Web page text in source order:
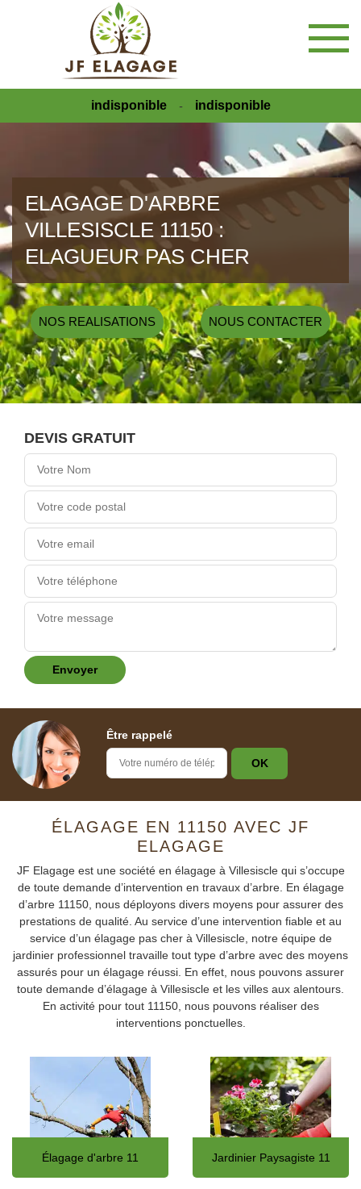
indisponible - indisponible
ELAGAGE D'ARBRE
VILLESISCLE 11150 :
ELAGUEUR PAS CHER
NOS REALISATIONS NOUS CONTACTER
DEVIS GRATUIT
Être rappelé
ÉLAGAGE EN 11150 AVEC JF
ELAGAGE
JF Elagage est une société en élagage à Villesiscle qui s’occupe
de toute demande d’intervention en travaux d’arbre. En élagage
d’arbre 11150, nous déployons divers moyens pour assurer des
prestations de qualité. Au service d’une intervention fiable et au
service d’un élagage pas cher à Villesiscle, notre équipe de
jardinier professionnel travaille tout type d’arbre avec des moyens
assurés pour un élagage réussi. En effet, nous pouvons assurer
toute demande d’élagage à Villesiscle et les villes aux alentours.
En activité pour tout 11150, nous pouvons réaliser des
interventions ponctuelles.
Élagage d'arbre 11 Jardinier Paysagiste 11